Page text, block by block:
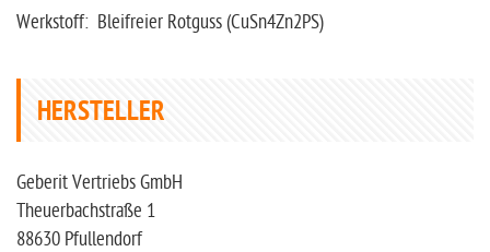
Werkstoff: Bleifreier Rotguss (CuSn4Zn2PS)
HERSTELLER
Geberit Vertriebs GmbH
Theuerbachstraße 1
88630 Pfullendorf